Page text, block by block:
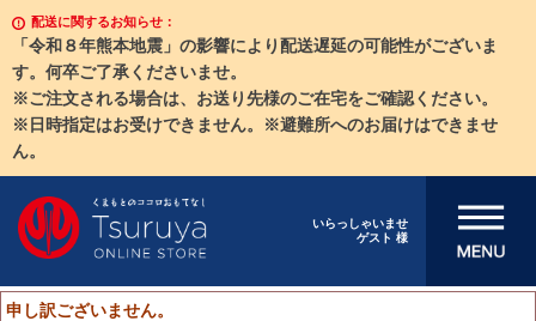
配送に関するお知らせ：
「令和８年熊本地震」の影響により配送遅延の可能性がございま
す。何卒ご了承くださいませ。
※ご注文される場合は、お送り先様のご在宅をご確認ください。
※日時指定はお受けできません。※避難所へのお届けはできませ
ん。
いらっしゃいませ
ゲスト 様
メニューを開
申し訳ございません。